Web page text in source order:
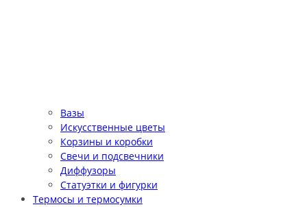
Вазы
Искусственные цветы
Корзины и коробки
Свечи и подсвечники
Диффузоры
Статуэтки и фигурки
Термосы и термосумки